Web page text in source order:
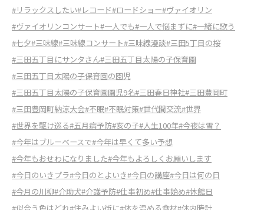
#リラックスしたい#レコード#ロードショー#ヴァイオリン
#ヴァイオリンコンサート#一人でも#一人で悩まずに#一緒に歌う
#七夕#三味線#三味線コンサート#三味線漫談#三田5丁目の桜
#三田五丁目にサンタさん#三田五丁目太陽の子保育園
#三田五丁目太陽の子保育園の園児
#三田五丁目太陽の子保育園園児9名#三田春日神社#三田豊岡町
#三田豊岡町納涼大会#不眠#不眠対策#世代間交流#世界
#世界を駆け巡る#五月病予防#亥の子#人生100年#今夜は雪？
#今年はブルーベースで#今年は早くて多い予想
#今年もおせわになりました#今年もよろしくお願いします
#今日のいきプラ#今日のとよいき#今日の講座#今日は何の日
#今月の川柳#介助犬#介護予防#仕事初め#仕事始め#休館日